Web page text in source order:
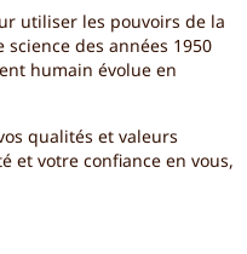
utiliser les pouvoirs de la
science des années 1950
humain évolue en
qualités et valeurs
et votre confiance en vous,